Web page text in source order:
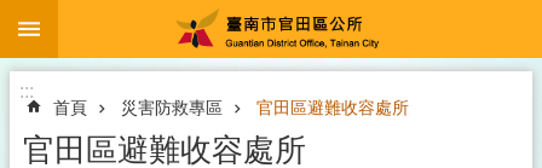
跳到主要內容區塊
搜
尋
階
搜
尋
:::
首頁 災害防救專區 官田區避難收容處所
官田區避難收容處所